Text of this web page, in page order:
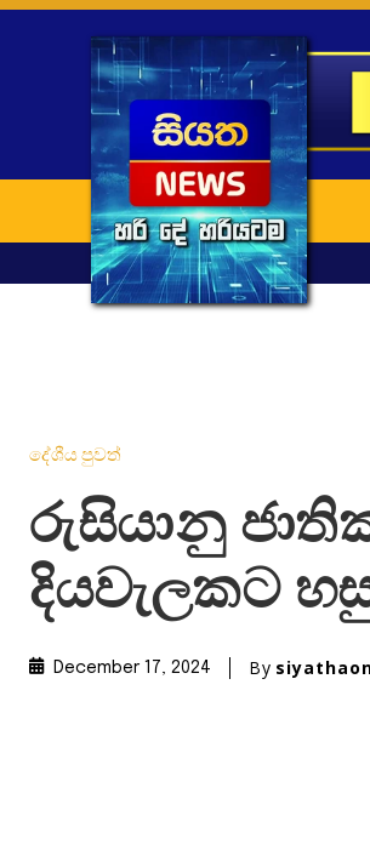
දේශීය පුවත්
රුසියානු
දියවැලකට
December 17, 2024 By